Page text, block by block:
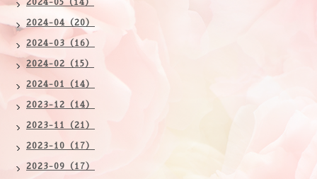
2024-05（14）
2024-04（20）
2024-03（16）
2024-02（15）
2024-01（14）
2023-12（14）
2023-11（21）
2023-10（17）
2023-09（17）